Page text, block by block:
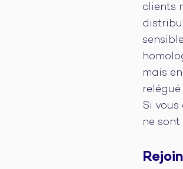
clients
mais
Si
ne